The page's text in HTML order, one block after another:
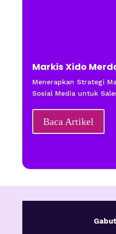
Markis Xido
Menerapkan Strategi
Sosial Media untuk
Baca Artikel